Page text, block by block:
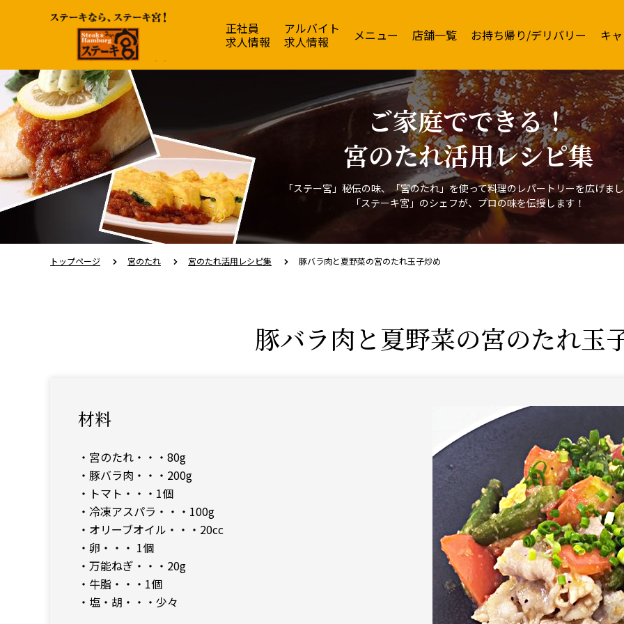
ステーキ宮 | ステーキ＆ハンバーグレストラン
正社員
求人情報
アルバイト
求人情報
メニュー 店舗一覧 お持ち帰り デリバリー キ
ご家庭でできる！
宮のたれ活用レシピ集
「ステー宮」秘伝の味、「宮のたれ」を使って料理のレパートリーを広げま
「ステーキ宮」のシェフが、プロの味を伝授します！
トップページ 宮のたれ 宮のたれ活用レシピ集 豚バラ肉と夏野菜の宮のたれ玉子炒め
豚バラ肉と夏野菜の宮のたれ玉
材料
・宮のたれ・・・80g
・豚バラ肉・・・200g
・トマト・・・1個
・冷凍アスパラ・・・100g
・オリーブオイル・・・20cc
・卵・・・ 1個
・万能ねぎ・・・20g
・牛脂・・・1個
・塩・胡・・・少々